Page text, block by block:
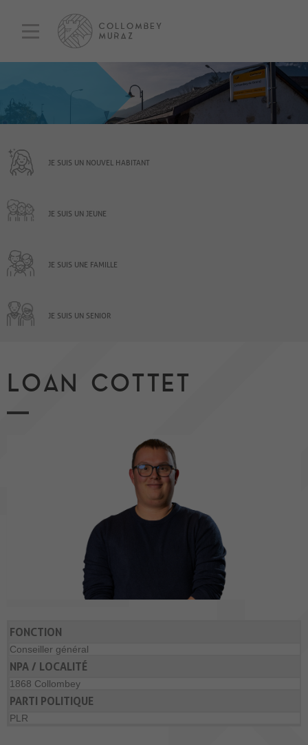
JE SUIS UN NOUVEL HABITANT
JE SUIS UN JEUNE
JE SUIS UNE FAMILLE
JE SUIS UN SENIOR
LOAN COTTET
FONCTION
Conseiller général
NPA / LOCALITÉ
1868 Collombey
PARTI POLITIQUE
PLR